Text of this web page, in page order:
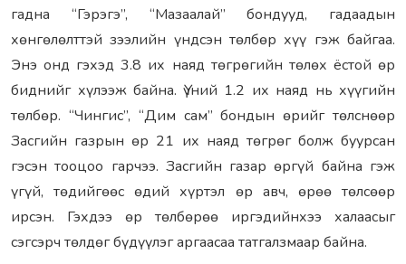
гадна “Гэрэгэ”, “Мазаалай” бондууд, гадаадын
хөнгөлөлттэй зээлийн үндсэн төлбөр хүү гэж байгаа.
Энэ онд гэхэд 3.8 их наяд төгрөгийн төлөх ёстой өр
биднийг хүлээж байна. Үүний 1.2 их наяд нь хүүгийн
төлбөр. “Чингис”, “Дим сам” бондын өрийг төлснөөр
Засгийн газрын өр 21 их наяд төгрөг болж буурсан
гэсэн тооцоо гарчээ. Засгийн газар өргүй байна гэж
үгүй, төдийгөөс өдий хүртэл өр авч, өрөө төлсөөр
ирсэн. Гэхдээ өр төлбөрөө иргэдийнхээ халаасыг
сэгсэрч төлдөг бүдүүлэг аргаасаа татгалзмаар байна.